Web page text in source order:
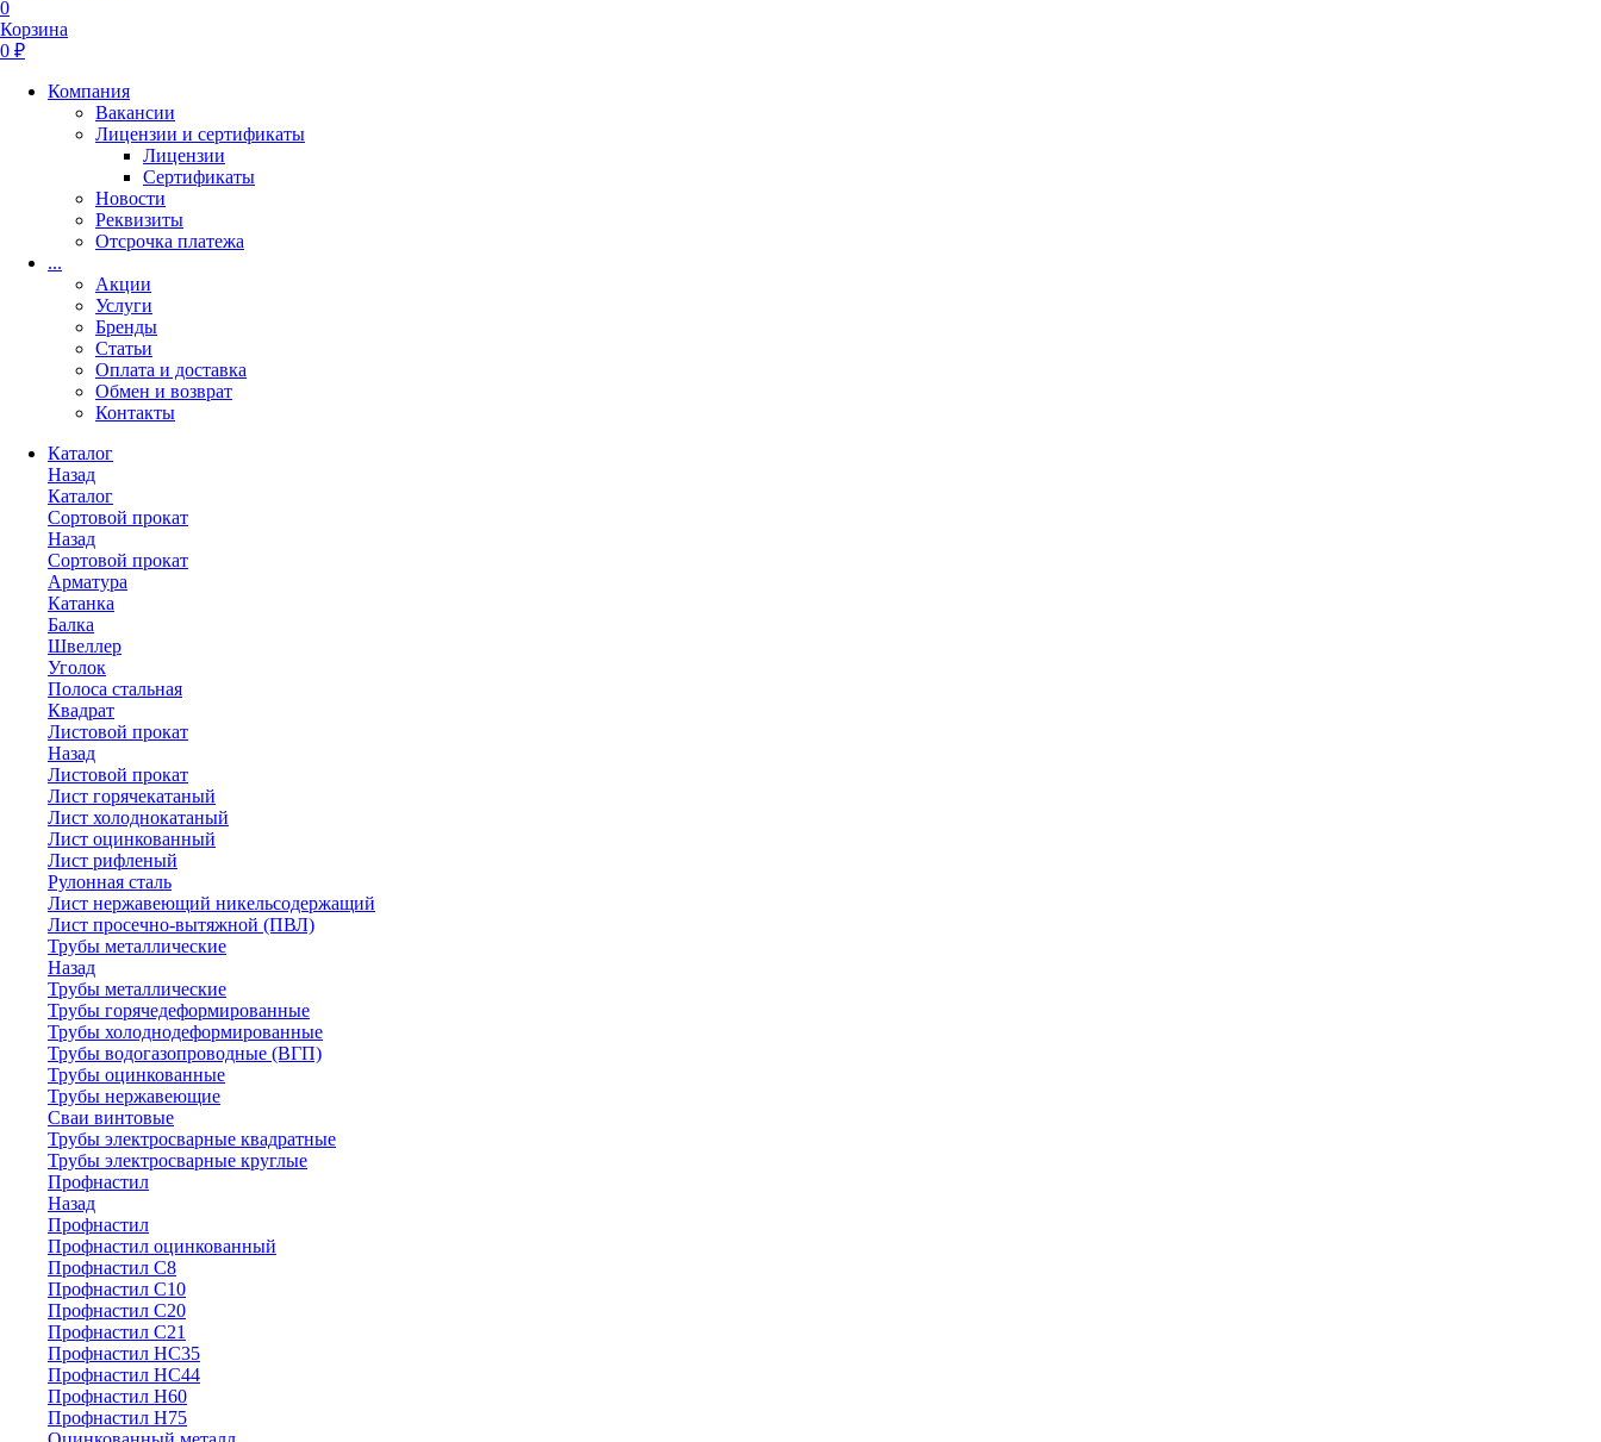
0
Корзина
0 ₽
Компания
Вакансии
Лицензии и сертификаты
Лицензии
Сертификаты
Новости
Реквизиты
Отсрочка платежа
...
Акции
Услуги
Бренды
Статьи
Оплата и доставка
Обмен и возврат
Контакты
Каталог
Назад
Каталог
Сортовой прокат
Назад
Сортовой прокат
Арматура
Катанка
Балка
Швеллер
Уголок
Полоса стальная
Квадрат
Листовой прокат
Назад
Листовой прокат
Лист горячекатаный
Лист холоднокатаный
Лист оцинкованный
Лист рифленый
Рулонная сталь
Лист нержавеющий никельсодержащий
Лист просечно-вытяжной (ПВЛ)
Трубы металлические
Назад
Трубы металлические
Трубы горячедеформированные
Трубы холоднодеформированные
Трубы водогазопроводные (ВГП)
Трубы оцинкованные
Трубы нержавеющие
Сваи винтовые
Трубы электросварные квадратные
Трубы электросварные круглые
Профнастил
Назад
Профнастил
Профнастил оцинкованный
Профнастил С8
Профнастил С10
Профнастил С20
Профнастил С21
Профнастил НС35
Профнастил НС44
Профнастил Н60
Профнастил Н75